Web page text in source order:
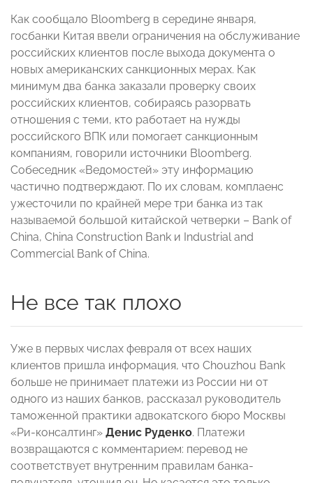
Как сообщало Bloomberg в середине января,
госбанки Китая ввели ограничения на обслуживание
российских клиентов после выхода документа о
новых американских санкционных мерах. Как
минимум два банка заказали проверку своих
российских клиентов, собираясь разорвать
отношения с теми, кто работает на нужды
российского ВПК или помогает санкционным
компаниям, говорили источники Bloomberg.
Собеседник «Ведомостей» эту информацию
частично подтверждают. По их словам, комплаенс
ужесточили по крайней мере три банка из так
называемой большой китайской четверки – Bank of
China, China Construction Bank и Industrial and
Commercial Bank of China.
Не все так плохо
Уже в первых числах февраля от всех наших
клиентов пришла информация, что Chouzhou Bank
больше не принимает платежи из России ни от
одного из наших банков, рассказал руководитель
таможенной практики адвокатского бюро Москвы
«Ри-консалтинг» Денис Руденко. Платежи
возвращаются с комментарием: перевод не
соответствует внутренним правилам банка-